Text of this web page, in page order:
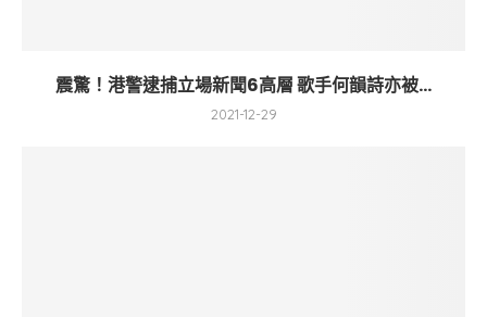
震驚！港警逮捕立場新聞6高層 歌手何韻詩亦被...
2021-12-29